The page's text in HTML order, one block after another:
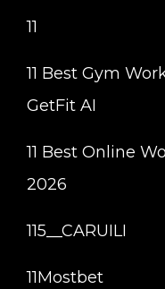
11
11 Best Gym
GetFit AI
11 Best Online
2026
115__CARUILI
11Mostbet